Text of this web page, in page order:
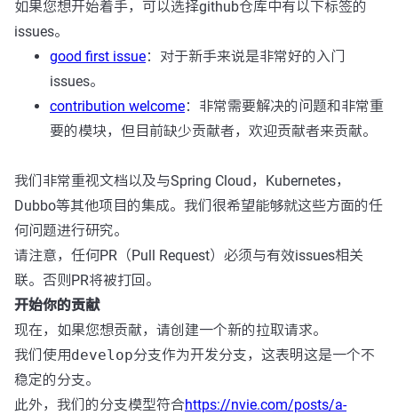
如果您想开始着手，可以选择github仓库中有以下标签的
issues。
good first issue：对于新手来说是非常好的入门
issues。
contribution welcome：非常需要解决的问题和非常重
要的模块，但目前缺少贡献者，欢迎贡献者来贡献。
我们非常重视文档以及与Spring Cloud，Kubernetes，
Dubbo等其他项目的集成。我们很希望能够就这些方面的任
何问题进行研究。
请注意，任何PR（Pull Request）必须与有效issues相关
联。否则PR将被打回。
开始你的贡献
现在，如果您想贡献，请创建一个新的拉取请求。
我们使用develop分支作为开发分支，这表明这是一个不
稳定的分支。
此外，我们的分支模型符合https://nvie.com/posts/a-